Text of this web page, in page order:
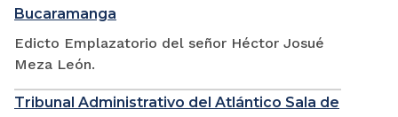
Bucaramanga
Edicto Emplazatorio del señor Héctor Josué
Meza León.
Tribunal Administrativo del Atlántico Sala de